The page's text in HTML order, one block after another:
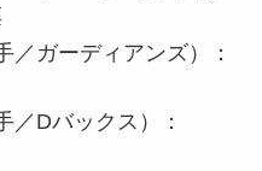
／ガーディアンズ）：
／Dバックス）：